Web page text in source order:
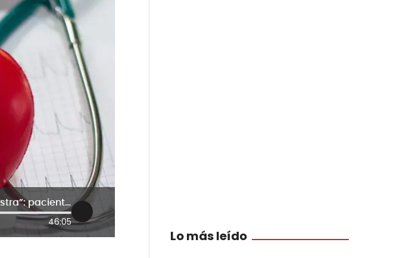
“A la enfermedad o al problema hay que verla como una maestra”: paciente que ha presentado complicaciones en su salud
46:05
Lo más leído